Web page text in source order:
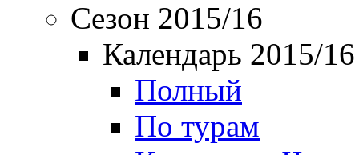
Сезон 2015/16
Календарь 2015/16
Полный
По турам